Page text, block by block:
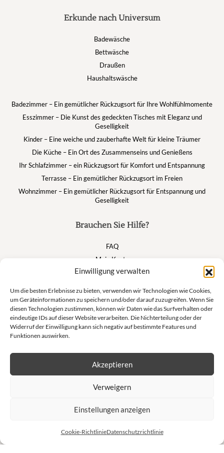
Einwilligung verwalten
Um die besten Erlebnisse zu bieten, verwenden wir Technologien wie Cookies,
um Geräteinformationen zu speichern und/oder darauf zuzugreifen. Wenn Sie
diesen Technologien zustimmen, können wir Daten wie das Surfverhalten oder
eindeutige IDs auf dieser Website verarbeiten. Die Nichterteilung oder der
Widerruf der Einwilligung kann sich negativ auf bestimmte Features und
Funktionen auswirken.
Akzeptieren
Verweigern
Einstellungen anzeigen
Cookie-RichtlinieDatenschutzrichtlinie
Brauchen Sie Hilfe?
FAQ
Mein Konto
Warenkorb
Suivez nous
Erkunde nach Universum
Badewäsche
Bettwäsche
Draußen
Haushaltswäsche
Badezimmer – Ein gemütlicher Rückzugsort für Ihre Wohlfühlmomente
Esszimmer – Die Kunst des gedeckten Tisches mit Eleganz und
Geselligkeit
Kinder – Eine weiche und zauberhafte Welt für kleine Träumer
Die Küche – Ein Ort des Zusammenseins und Genießens
Ihr Schlafzimmer – ein Rückzugsort für Komfort und Entspannung
Terrasse – Ein gemütlicher Rückzugsort im Freien
Wohnzimmer – Ein gemütlicher Rückzugsort für Entspannung und
Geselligkeit
Newsletter
Lass dich nicht von unseren exklusiven Angeboten und unseren
S'inscrire à la newsletter